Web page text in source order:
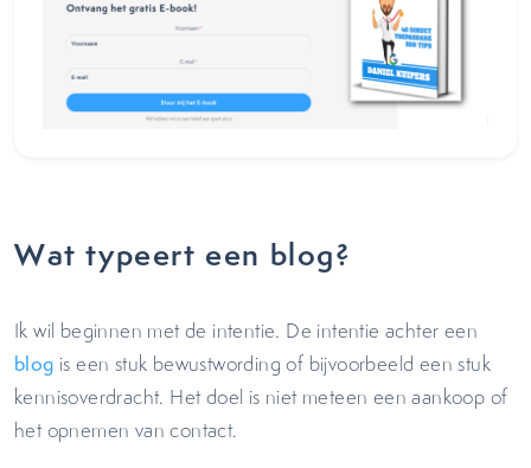
Wat typeert een blog?
Ik wil beginnen met de intentie. De intentie achter een
blog is een stuk bewustwording of bijvoorbeeld een stuk
kennisoverdracht. Het doel is niet meteen een aankoop of
het opnemen van contact.